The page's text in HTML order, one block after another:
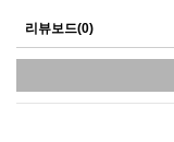
리뷰보드(0)